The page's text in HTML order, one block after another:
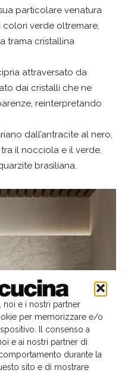
noi e i nostri partner
per memorizzare e/o
Il consenso a
e ai nostri partner di
durante la
sito e di mostrare
particolare venatura
verde oltremare,
trama cristallina
attraversato da
dai cristalli che ne
reinterpretando
dall’antracite al nero,
il nocciola e il verde,
brasiliana.